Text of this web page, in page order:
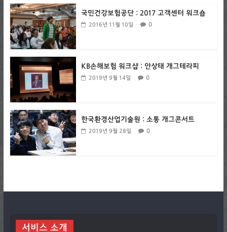
국민건강보험공단 : 2017 고객센터 워크숍
2016년 11월 10일 0
KB손해보험 워크샵 : 안상태 개그테라피
2019년 9월 14일 0
한국환경산업기술원 : 소통 개그콘서트
2019년 9월 28일 0
서비스 소개